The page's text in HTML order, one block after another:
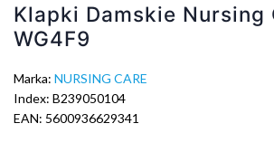
Klapki Damskie Nursing
WG4F9
Marka: NURSING CARE
Index: B239050104
EAN: 5600936629341